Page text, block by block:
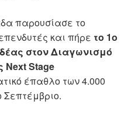
παρουσίασε το
και πήρε το 1ο
στον Διαγωνισμό
Next Stage
έπαθλο των 4.000